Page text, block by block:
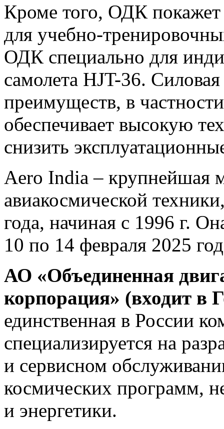
Кроме того, ОДК
для учебно-
ОДК специально для
самолета HJT-36.
преимуществ, в
обеспечивает высокую
снизить
Aero India – крупнейшая
авиакосмической
года, начиная с 1996 г.
10 по 14 февраля 2025
АО «Объединенная
корпорация» (входит в
единственная в России
специализируется на
и сервисном
космических программ,
и энергетики.